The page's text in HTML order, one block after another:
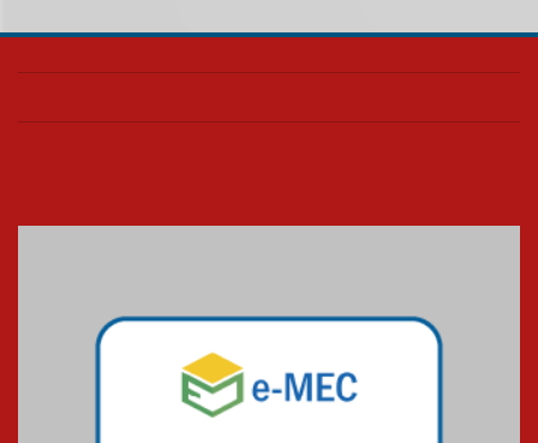
realizará nova edição da Feira
04.08.2026
Mackenzie recepciona os
calouros do segundo semestre